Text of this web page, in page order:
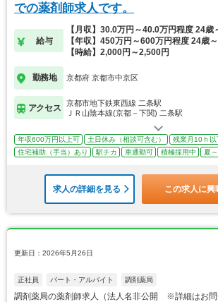
での薬剤師求人です。
給与
【月収】30.0万円～40.0万円程度 24歳
【年収】450万円～600万円程度 24歳
【時給】2,000円～2,500円
勤務地 京都府 京都市中京区
アクセス
京都市地下鉄東西線 二条駅
ＪＲ山陰本線(京都－下関) 二条駅
年収600万円以上可 土日休み（相談可含む）
残業月10ｈ以
住宅補助（手当）あり
駅チカ 車通勤可 積極採用中 夏
求人の詳細を見る この求人に興
更新日：2026年5月26日
正社員 パート・アルバイト 調剤薬局
調剤薬局の薬剤師求人（法人名非公開 ※詳細はお問